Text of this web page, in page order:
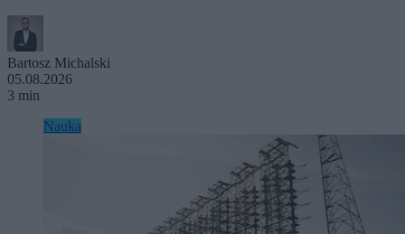
Bartosz Michalski
05.08.2026
3 min
Nauka